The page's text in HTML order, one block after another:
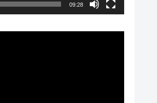
09:28